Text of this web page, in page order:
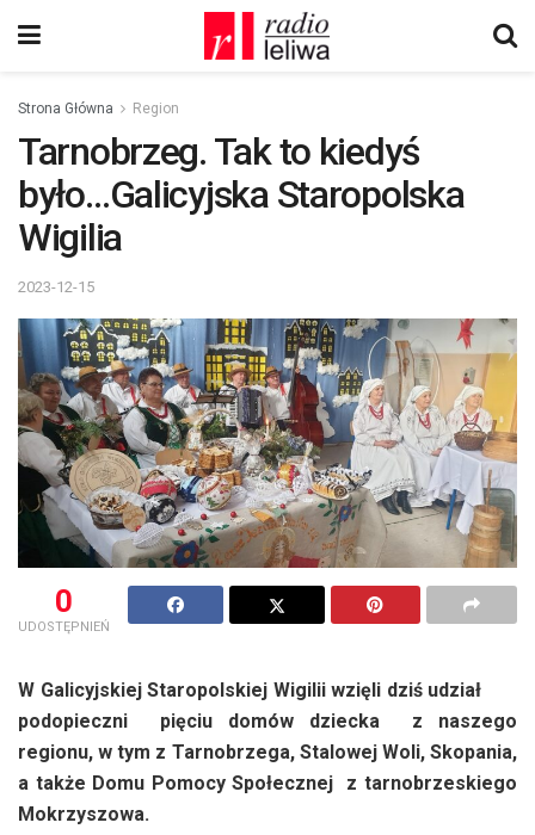
Strona Główna Region
Tarnobrzeg. Tak to kiedyś
było…Galicyjska Staropolska
Wigilia
2023-12-15
0
UDOSTĘPNIEŃ
W Galicyjskiej Staropolskiej Wigilii wzięli dziś udział
podopieczni pięciu domów dziecka z naszego
regionu, w tym z Tarnobrzega, Stalowej Woli, Skopania,
a także Domu Pomocy Społecznej z tarnobrzeskiego
Mokrzyszowa.